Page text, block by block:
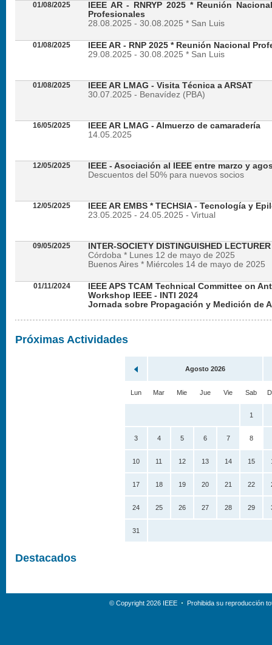
01/08/2025
IEEE AR - RNRYP 2025 * Reunión
Profesionales
28.08.2025 - 30.08.2025 * San Luis
01/08/2025
IEEE AR - RNP 2025 * Reunión Nacional
29.08.2025 - 30.08.2025 * San Luis
01/08/2025
IEEE AR LMAG - Visita Técnica a ARSAT
30.07.2025 - Benavídez (PBA)
16/05/2025
IEEE AR LMAG - Almuerzo de camaradería
14.05.2025
12/05/2025
IEEE - Asociación al IEEE entre marzo y
Descuentos del 50% para nuevos socios
12/05/2025
IEEE AR EMBS * TECHSIA - Tecnología y
23.05.2025 - 24.05.2025 - Virtual
09/05/2025
INTER-SOCIETY DISTINGUISHED
Córdoba * Lunes 12 de mayo de 2025
Buenos Aires * Miércoles 14 de mayo de 2025
01/11/2024
IEEE APS TCAM Technical Committee on
Workshop IEEE - INTI 2024
Jornada sobre Propagación y Medición de
Próximas Actividades
Agosto 2026
Lun Mar Mie Jue Vie Sab
1
3 4 5 6 7 8
10 11 12 13 14 15
17 18 19 20 21 22
24 25 26 27 28 29
31
Destacados
© Copyright 2026 IEEE Prohibida su reproducción